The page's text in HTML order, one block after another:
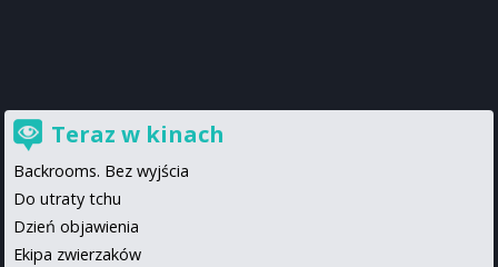
Teraz w kinach
Backrooms. Bez wyjścia
Do utraty tchu
Dzień objawienia
Ekipa zwierzaków